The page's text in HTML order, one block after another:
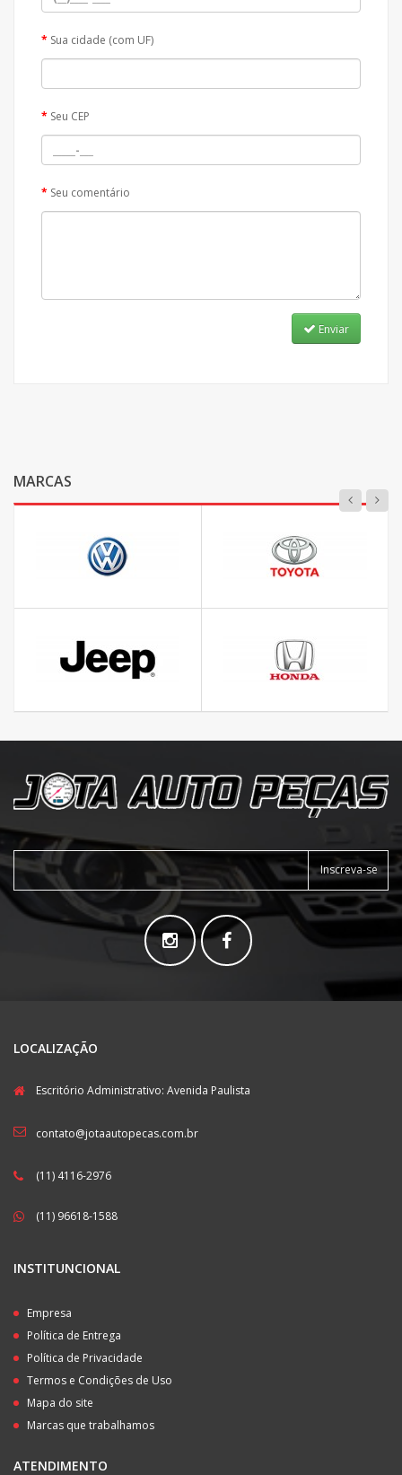
Sua cidade (com UF)
Seu CEP
Seu comentário
Enviar
MARCAS
Inscreva-se
LOCALIZAÇÃO
Escritório Administrativo: Avenida Paulista
contato@jotaautopecas.com.br
(11) 4116-2976
(11) 96618-1588
INSTITUNCIONAL
Empresa
Política de Entrega
Política de Privacidade
Termos e Condições de Uso
Mapa do site
Marcas que trabalhamos
ATENDIMENTO